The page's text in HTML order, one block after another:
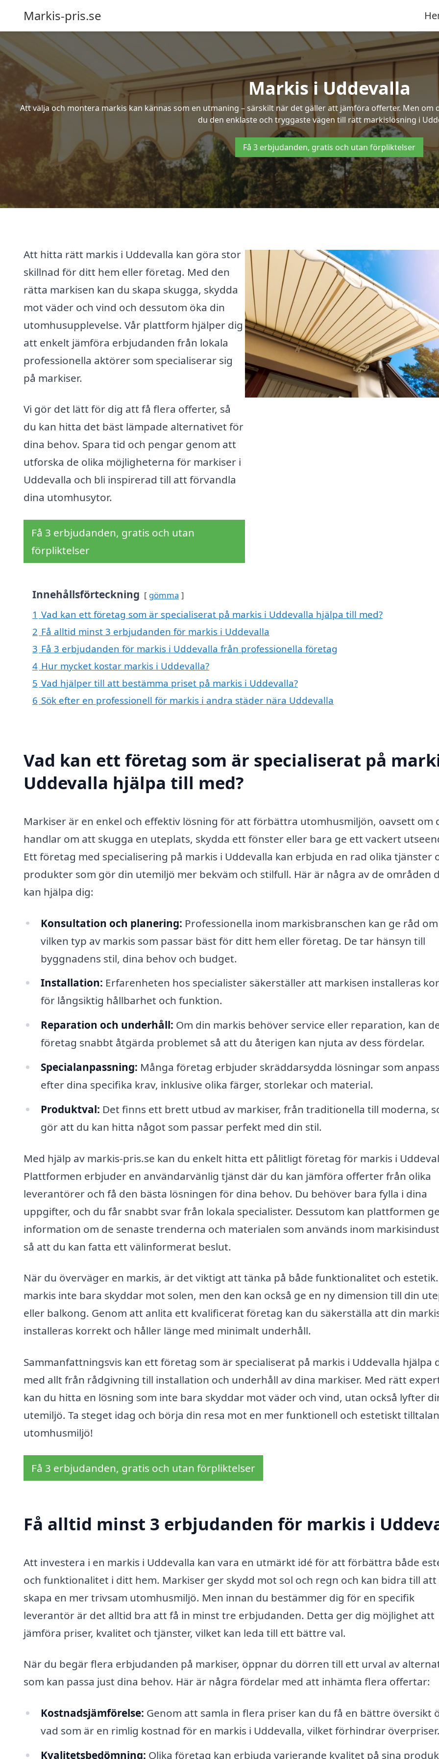
Markis-pris.se
Markis i Uddevalla
Att välja och montera markis kan kännas som en utmaning – särskilt när det gäller att jämföra offerter. Men
du den enklaste och tryggaste vägen till rätt markislösning i
Få 3 erbjudanden, gratis och utan förpliktelser
Att hitta rätt markis i Uddevalla kan göra stor
skillnad för ditt hem eller företag. Med den
rätta markisen kan du skapa skugga, skydda
mot väder och vind och dessutom öka din
utomhusupplevelse. Vår plattform hjälper dig
att enkelt jämföra erbjudanden från lokala
professionella aktörer som specialiserar sig
på markiser.
Vi gör det lätt för dig att få flera offerter, så
du kan hitta det bäst lämpade alternativet för
dina behov. Spara tid och pengar genom att
utforska de olika möjligheterna för markiser i
Uddevalla och bli inspirerad till att förvandla
dina utomhusytor.
Få 3 erbjudanden, gratis och utan
förpliktelser
Innehållsförteckning gömma
1 Vad kan ett företag som är specialiserat på markis i Uddevalla hjälpa till med?
2 Få alltid minst 3 erbjudanden för markis i Uddevalla
3 Få 3 erbjudanden för markis i Uddevalla från professionella företag
4 Hur mycket kostar markis i Uddevalla?
5 Vad hjälper till att bestämma priset på markis i Uddevalla?
6 Sök efter en professionell för markis i andra städer nära Uddevalla
Vad kan ett företag som är specialiserat på
Uddevalla hjälpa till med?
Markiser är en enkel och effektiv lösning för att förbättra utomhusmiljön, oavsett om
handlar om att skugga en uteplats, skydda ett fönster eller bara ge ett vackert
Ett företag med specialisering på markis i Uddevalla kan erbjuda en rad olika tjänster
produkter som gör din utemiljö mer bekväm och stilfull. Här är några av de områden
kan hjälpa dig:
Konsultation och planering: Professionella inom markisbranschen kan ge råd om
vilken typ av markis som passar bäst för ditt hem eller företag. De tar hänsyn till
byggnadens stil, dina behov och budget.
Installation: Erfarenheten hos specialister säkerställer att markisen installeras
för långsiktig hållbarhet och funktion.
Reparation och underhåll: Om din markis behöver service eller reparation, kan
företag snabbt åtgärda problemet så att du återigen kan njuta av dess fördelar.
Specialanpassning: Många företag erbjuder skräddarsydda lösningar som
efter dina specifika krav, inklusive olika färger, storlekar och material.
Produktval: Det finns ett brett utbud av markiser, från traditionella till moderna,
gör att du kan hitta något som passar perfekt med din stil.
Med hjälp av markis-pris.se kan du enkelt hitta ett pålitligt företag för markis i
Plattformen erbjuder en användarvänlig tjänst där du kan jämföra offerter från olika
leverantörer och få den bästa lösningen för dina behov. Du behöver bara fylla i dina
uppgifter, och du får snabbt svar från lokala specialister. Dessutom kan plattformen
information om de senaste trenderna och materialen som används inom
så att du kan fatta ett välinformerat beslut.
När du överväger en markis, är det viktigt att tänka på både funktionalitet och estetik.
markis inte bara skyddar mot solen, men den kan också ge en ny dimension till din
eller balkong. Genom att anlita ett kvalificerat företag kan du säkerställa att din
installeras korrekt och håller länge med minimalt underhåll.
Sammanfattningsvis kan ett företag som är specialiserat på markis i Uddevalla hjälpa
med allt från rådgivning till installation och underhåll av dina markiser. Med rätt
kan du hitta en lösning som inte bara skyddar mot väder och vind, utan också lyfter
utemiljö. Ta steget idag och börja din resa mot en mer funktionell och estetiskt
utomhusmiljö!
Få 3 erbjudanden, gratis och utan förpliktelser
Få alltid minst 3 erbjudanden för markis i
Att investera i en markis i Uddevalla kan vara en utmärkt idé för att förbättra både
och funktionalitet i ditt hem. Markiser ger skydd mot sol och regn och kan bidra till att
skapa en mer trivsam utomhusmiljö. Men innan du bestämmer dig för en specifik
leverantör är det alltid bra att få in minst tre erbjudanden. Detta ger dig möjlighet att
jämföra priser, kvalitet och tjänster, vilket kan leda till ett bättre val.
När du begär flera erbjudanden på markiser, öppnar du dörren till ett urval av
som kan passa just dina behov. Här är några fördelar med att inhämta flera offertar:
Kostnadsjämförelse: Genom att samla in flera priser kan du få en bättre översikt
vad som är en rimlig kostnad för en markis i Uddevalla, vilket förhindrar överpriser.
Kvalitetsbedömning: Olika företag kan erbjuda varierande kvalitet på sina